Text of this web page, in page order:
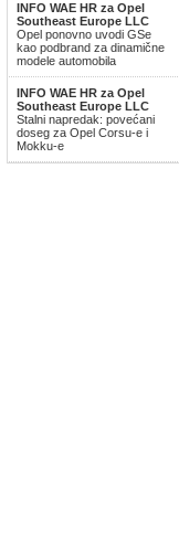
INFO WAE HR za Opel
Southeast Europe LLC
Opel ponovno uvodi GSe
kao podbrand za dinamične
modele automobila
INFO WAE HR za Opel
Southeast Europe LLC
Stalni napredak: povećani
doseg za Opel Corsu-e i
Mokku-e